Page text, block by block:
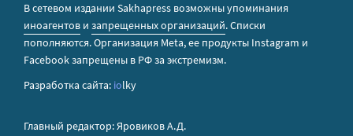
В сетевом издании Sakhapress возможны упоминания
иноагентов и запрещенных организаций. Списки
пополняются. Организация Metа, ее продукты Instagram и
Facebook запрещены в РФ за экстремизм.
Разработка сайта: iolky
Главный редактор: Яровиков А.Д.